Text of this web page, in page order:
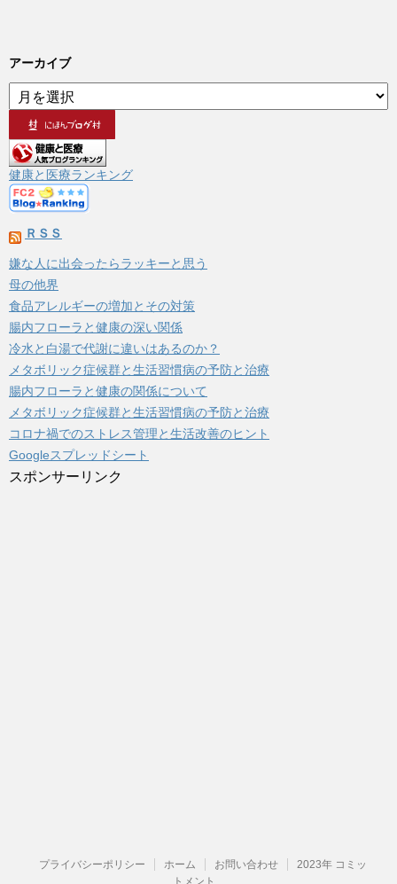
アーカイブ
ア
ー
イ
ブ
健康と医療ランキング
ＲＳＳ
嫌な人に出会ったらラッキーと思う
母の他界
食品アレルギーの増加とその対策
腸内フローラと健康の深い関係
冷水と白湯で代謝に違いはあるのか？
メタボリック症候群と生活習慣病の予防と治療
腸内フローラと健康の関係について
メタボリック症候群と生活習慣病の予防と治療
コロナ禍でのストレス管理と生活改善のヒント
Googleスプレッドシート
スポンサーリンク
プライバシーポリシー ホーム お問い合わせ
2023年 コミッ
トメント